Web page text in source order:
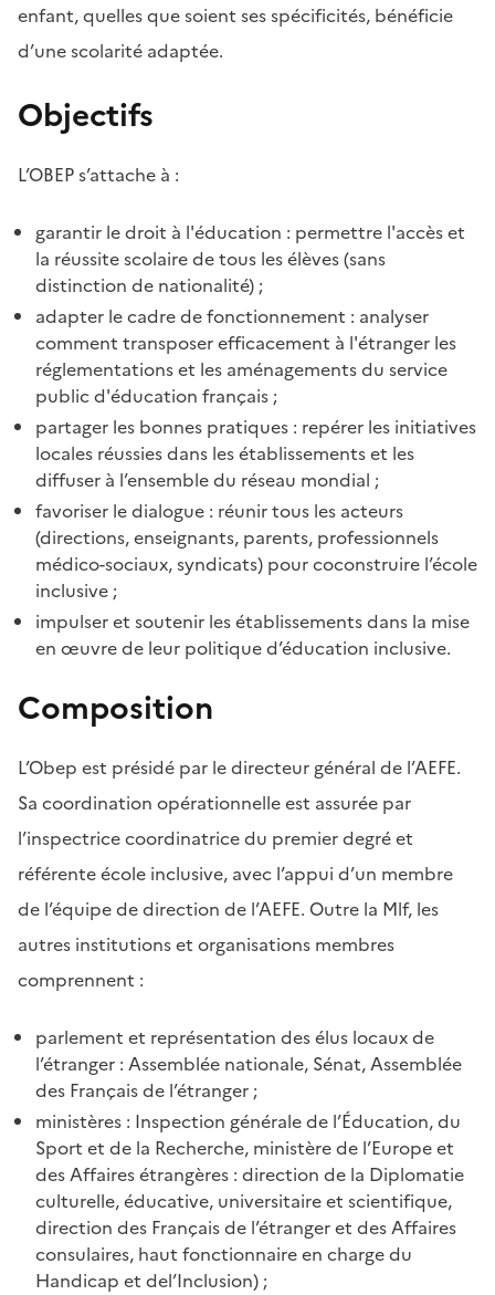
enfant, quelles que soient ses spécificités, bénéficie
d’une scolarité adaptée.
Objectifs
L’OBEP s’attache à :
garantir le droit à l'éducation : permettre l'accès et
la réussite scolaire de tous les élèves (sans
distinction de nationalité) ;
adapter le cadre de fonctionnement : analyser
comment transposer efficacement à l'étranger les
réglementations et les aménagements du service
public d'éducation français ;
partager les bonnes pratiques : repérer les initiatives
locales réussies dans les établissements et les
diffuser à l’ensemble du réseau mondial ;
favoriser le dialogue : réunir tous les acteurs
(directions, enseignants, parents, professionnels
médico-sociaux, syndicats) pour coconstruire l’école
inclusive ;
impulser et soutenir les établissements dans la mise
en œuvre de leur politique d’éducation inclusive.
Composition
L’Obep est présidé par le directeur général de l’AEFE.
Sa coordination opérationnelle est assurée par
l’inspectrice coordinatrice du premier degré et
référente école inclusive, avec l’appui d’un membre
de l’équipe de direction de l’AEFE. Outre la Mlf, les
autres institutions et organisations membres
comprennent :
parlement et représentation des élus locaux de
l’étranger : Assemblée nationale, Sénat, Assemblée
des Français de l’étranger ;
ministères : Inspection générale de l’Éducation, du
Sport et de la Recherche, ministère de l’Europe et
des Affaires étrangères : direction de la Diplomatie
culturelle, éducative, universitaire et scientifique,
direction des Français de l’étranger et des Affaires
consulaires, haut fonctionnaire en charge du
Handicap et del’Inclusion) ;